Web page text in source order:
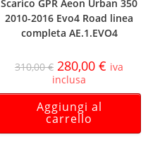
Scarico GPR Aeon Urban 350
2010-2016 Evo4 Road linea
completa AE.1.EVO4
310,00€ 280,00 € iva
inclusa
Aggiungi al
carrello